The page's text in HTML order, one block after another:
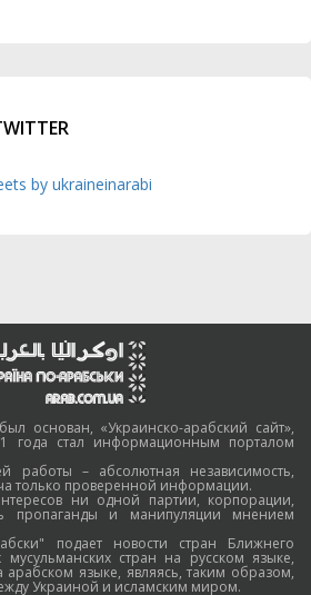
by ukraineinarabi
основан, «Украинско-арабский сайт»,
года стал информационным порталом
работы – абсолютная независимость,
только проверенной информации.
ни одной партии, корпорации,
пропаганды и манипуляции мнением
подает новости стран Ближнего
мусульманских стран на русском языке,
языке, являясь, таким образом,
Украиной и исламским миром.